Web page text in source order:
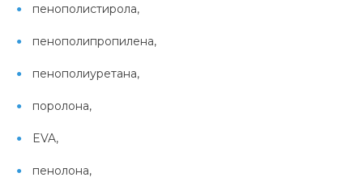
пенополистирола,
пенополипропилена,
пенополиуретана,
поролона,
EVA,
пенолона,